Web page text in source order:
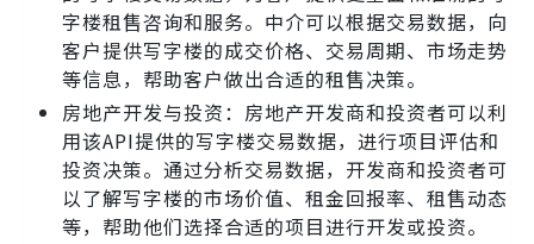
字楼租售咨询和服务。中介可以根据交易数据，向
客户提供写字楼的成交价格、交易周期、市场走势
等信息，帮助客户做出合适的租售决策。
房地产开发与投资：房地产开发商和投资者可以利
用该API提供的写字楼交易数据，进行项目评估和
投资决策。通过分析交易数据，开发商和投资者可
以了解写字楼的市场价值、租金回报率、租售动态
等，帮助他们选择合适的项目进行开发或投资。